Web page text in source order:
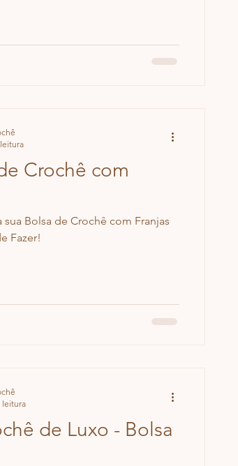
Crochê com
Bolsa de Crochê com Franjas
Fazer!
de Luxo - Bolsa
leitura